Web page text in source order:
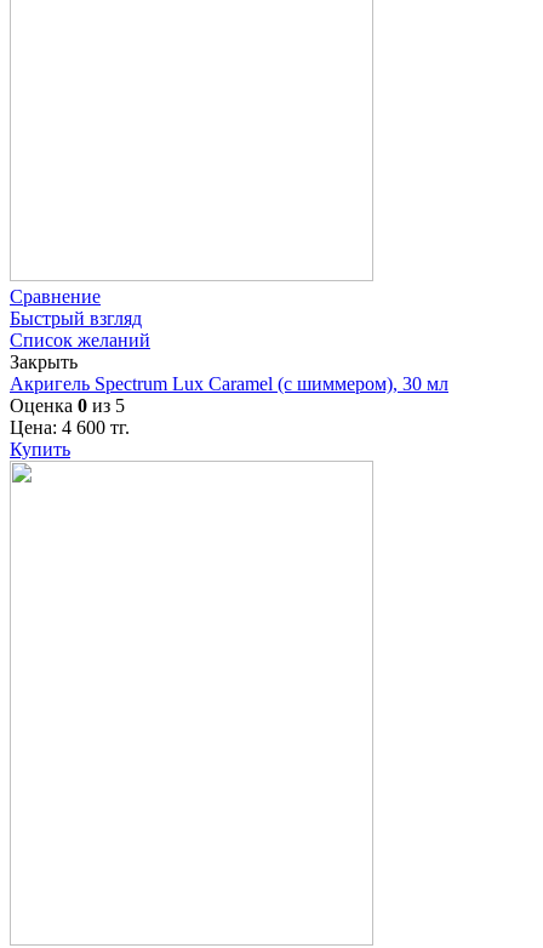
Сравнение
Быстрый взгляд
Список желаний
Закрыть
Акригель Spectrum Lux Caramel (с шиммером), 30 мл
Оценка 0 из 5
Цена: 4 600 тг.
Купить